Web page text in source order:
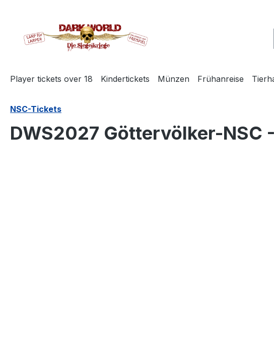
Player tickets over 18 Kindertickets Münzen Frühanreise
NSC-Tickets
DWS2027 Göttervölker-NSC